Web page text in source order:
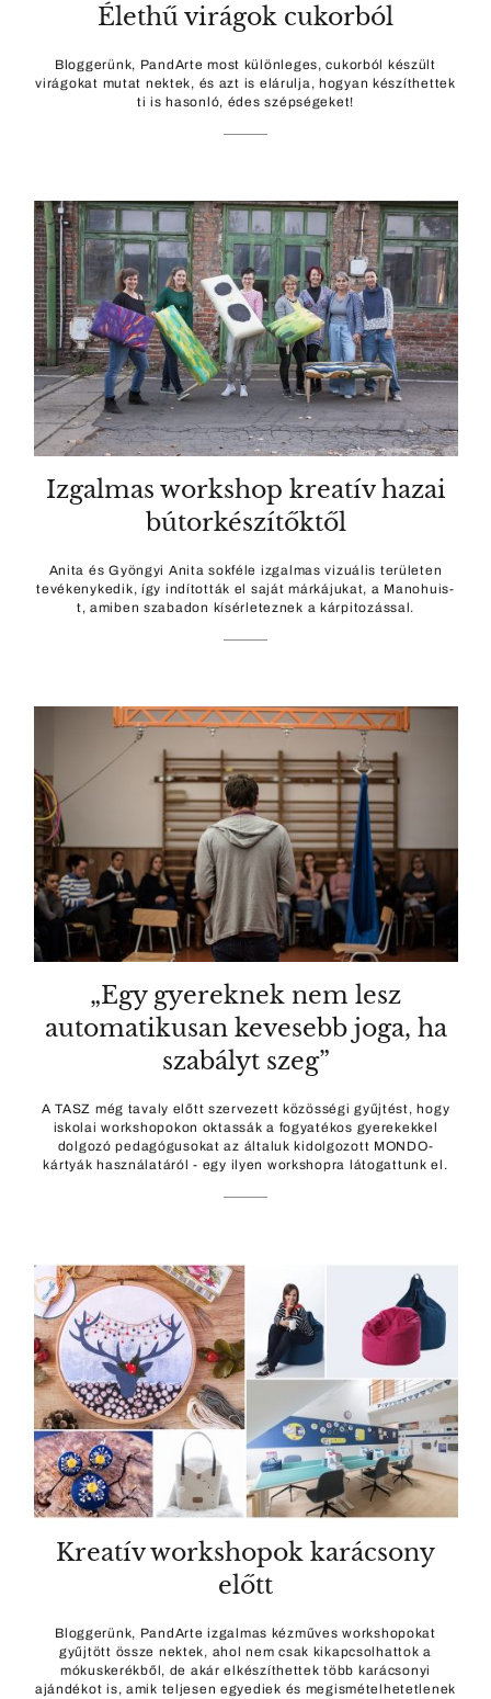
Élethű virágok cukorból
Bloggerünk, PandArte most különleges, cukorból készült
virágokat mutat nektek, és azt is elárulja, hogyan készíthettek
ti is hasonló, édes szépségeket!
Izgalmas workshop kreatív hazai
bútorkészítőktől
Anita és Gyöngyi Anita sokféle izgalmas vizuális területen
tevékenykedik, így indították el saját márkájukat, a Manohuis-
t, amiben szabadon kísérleteznek a kárpitozással.
„Egy gyereknek nem lesz
automatikusan kevesebb joga, ha
szabályt szeg”
A TASZ még tavaly előtt szervezett közösségi gyűjtést, hogy
iskolai workshopokon oktassák a fogyatékos gyerekekkel
dolgozó pedagógusokat az általuk kidolgozott MONDO-
kártyák használatáról - egy ilyen workshopra látogattunk el.
Kreatív workshopok karácsony
előtt
Bloggerünk, PandArte izgalmas kézműves workshopokat
gyűjtött össze nektek, ahol nem csak kikapcsolhattok a
mókuskerékből, de akár elkészíthettek több karácsonyi
ajándékot is, amik teljesen egyediek és megismételhetetlenek